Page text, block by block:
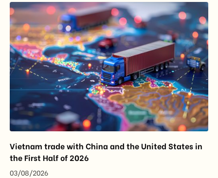
disruptions after […]
Vietnam trade with China and the United States in
the First Half of 2026
03/08/2026